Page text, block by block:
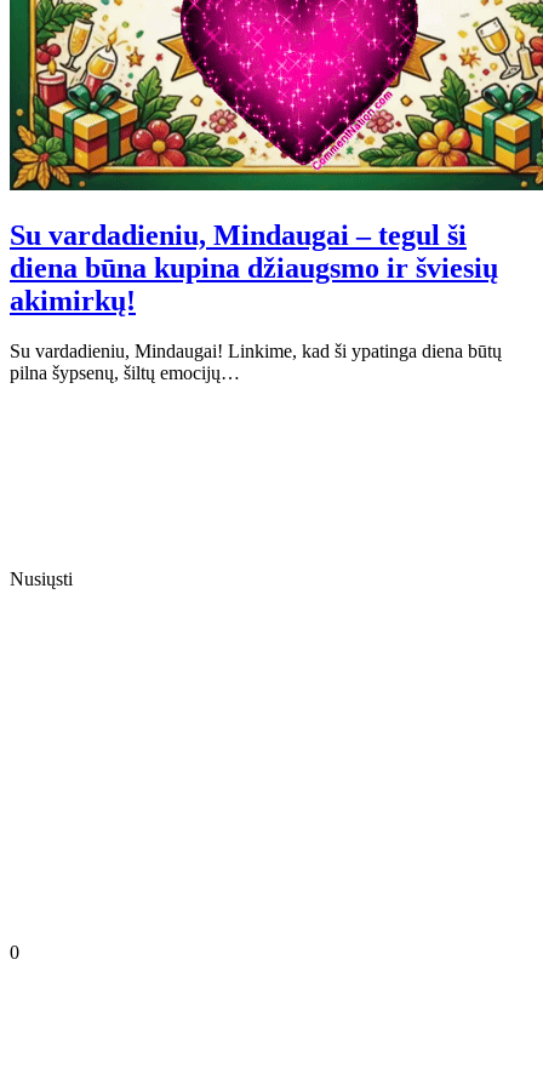
Su vardadieniu, Mindaugai – tegul ši
diena būna kupina džiaugsmo ir šviesių
akimirkų!
Su vardadieniu, Mindaugai! Linkime, kad ši ypatinga diena būtų
pilna šypsenų, šiltų emocijų…
Nusiųsti
0